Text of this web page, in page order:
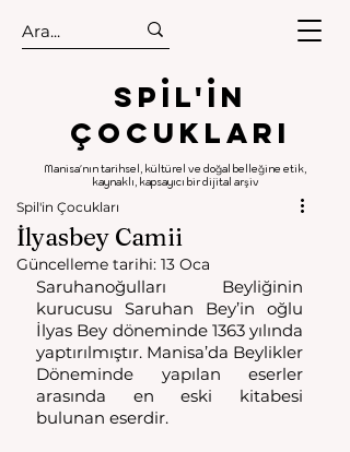
.
.
Spıl'in
Çocukları
Manisa'nın tarihsel, kültürel ve doğal belleğine etik,
kaynaklı, kapsayıcı bir dijital arşiv
İlyasbey Camii
Spil'in Çocukları
Güncelleme tarihi: 13 Oca
Saruhanoğulları Beyliğinin
kurucusu Saruhan Bey’in oğlu
İlyas Bey döneminde 1363 yılında
yaptırılmıştır. Manisa’da Beylikler
Döneminde yapılan eserler
arasında en eski kitabesi
bulunan eserdir.